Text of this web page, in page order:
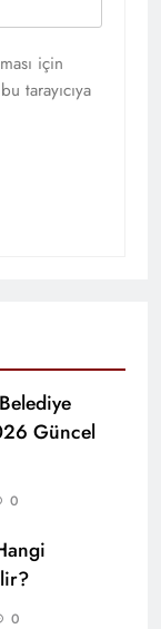
için
tarayıcıya
Güncel
0
0